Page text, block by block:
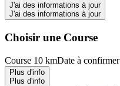
J'ai des informations à jour
J'ai des informations à jour
Choisir une Course
Course 10 kmDate à confirmer
Plus d'info
Plus d'info